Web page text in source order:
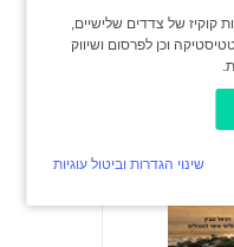
קוקיז של צדדים שלישיים,
וכן לפרסום ושיווק
שינוי הגדרות וביטול עוגיות